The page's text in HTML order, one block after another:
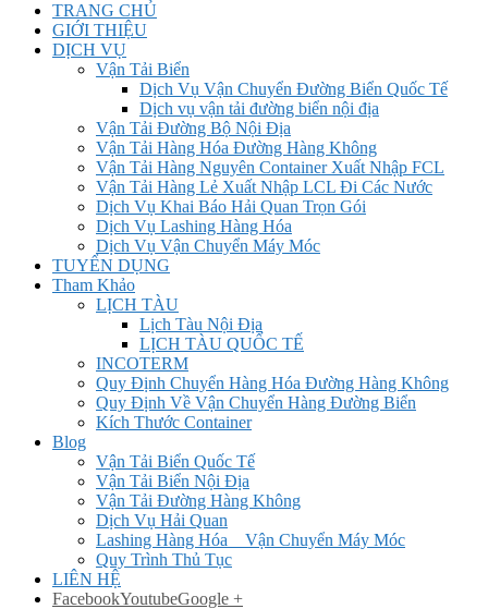
TRANG CHỦ
GIỚI THIỆU
DỊCH VỤ
Vận Tải Biển
Dịch Vụ Vận Chuyển Đường Biển Quốc Tế
Dịch vụ vận tải đường biển nội địa
Vận Tải Đường Bộ Nội Địa
Vận Tải Hàng Hóa Đường Hàng Không
Vận Tải Hàng Nguyên Container Xuất Nhập FCL
Vận Tải Hàng Lẻ Xuất Nhập LCL Đi Các Nước
Dịch Vụ Khai Báo Hải Quan Trọn Gói
Dịch Vụ Lashing Hàng Hóa
Dịch Vụ Vận Chuyển Máy Móc
TUYỂN DỤNG
Tham Khảo
LỊCH TÀU
Lịch Tàu Nội Địa
LỊCH TÀU QUỐC TẾ
INCOTERM
Quy Định Chuyển Hàng Hóa Đường Hàng Không
Quy Định Về Vận Chuyển Hàng Đường Biển
Kích Thước Container
Blog
Vận Tải Biển Quốc Tế
Vận Tải Biển Nội Địa
Vận Tải Đường Hàng Không
Dịch Vụ Hải Quan
Lashing Hàng Hóa _ Vận Chuyển Máy Móc
Quy Trình Thủ Tục
LIÊN HỆ
FacebookYoutubeGoogle +